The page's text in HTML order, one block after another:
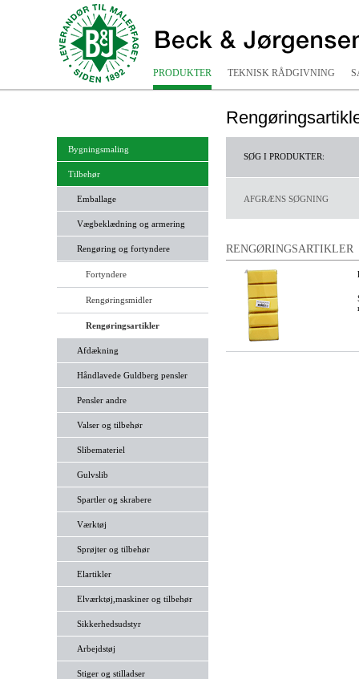
PRODUKTER TEKNISK RÅDGIVNING
Bygningsmaling
Tilbehør
Emballage
Vægbeklædning og armering
Rengøring og fortyndere
Fortyndere
Rengøringsmidler
Rengøringsartikler
Afdækning
Håndlavede Guldberg pensler
Pensler andre
Valser og tilbehør
Slibemateriel
Gulvslib
Spartler og skrabere
Værktøj
Sprøjter og tilbehør
Elartikler
Elværktøj,maskiner og tilbehør
Sikkerhedsudstyr
Arbejdstøj
Stiger og stilladser
SØG I PRODUKTER:
AFGRÆNS SØGNING
RENGØRINGSARTIKLER